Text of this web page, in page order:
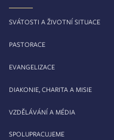
SVÁTOSTI A ŽIVOTNÍ SITUACE
PASTORACE
EVANGELIZACE
DIAKONIE, CHARITA A MISIE
VZDĚLÁVÁNÍ A MÉDIA
SPOLUPRACUJEME